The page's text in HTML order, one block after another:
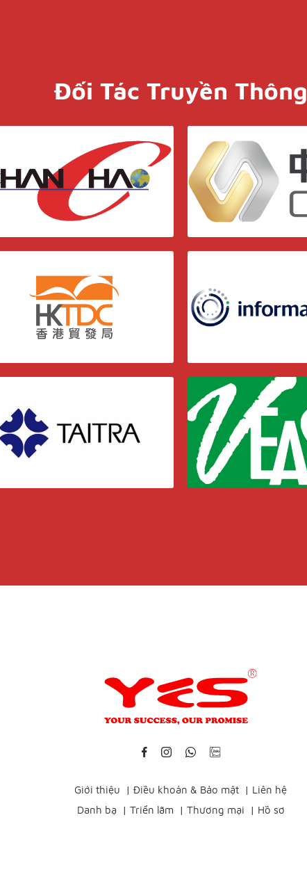
Đối Tác Truyền Thông
Giới thiệu | Điều khoản & Bảo mật | Liên hệ
Danh bạ
| Triển lãm | Thương mại | Hồ sơ